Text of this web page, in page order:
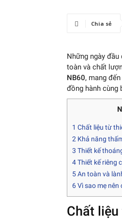
Chia sẻ
Những ngày
toàn và chất
NB60, mang
đồng hành cùng
1 Chất liệu từ
2 Khả năng
3 Thiết kế
4Thiết kế riêng
5An toàn và
6Vì sao mẹ nên
Chất